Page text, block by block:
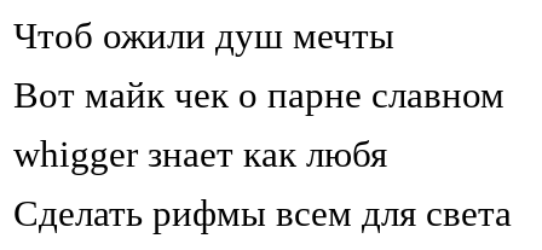
Чтоб ожили душ мечты
Вот майк чек о парне славном
whigger знает как любя
Сделать рифмы всем для света